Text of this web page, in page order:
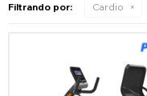
Filtrando por: Cardio